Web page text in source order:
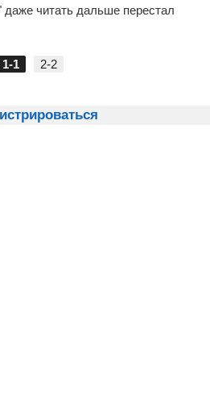
читать дальше перестал
1-1 2-2